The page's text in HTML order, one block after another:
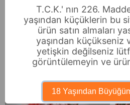
T.C.K.' nın 226.
yaşından küçüklerin bu
ürün satın almaları
yaşından küçükseniz
yetişkin değilseniz
görüntülemeyin ve
18 Yaşından